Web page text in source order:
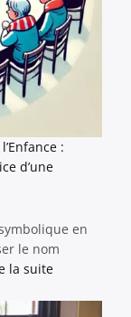
:
d’une
en
le nom
la suite:
Ministère